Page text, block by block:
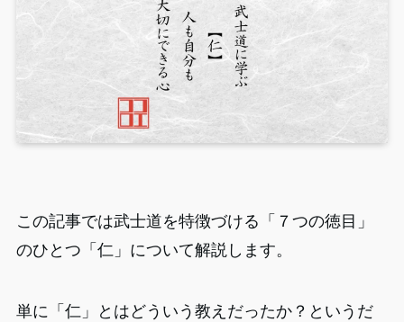
この記事では武士道を特徴づける「７つの徳目」
のひとつ「仁」について解説します。
単に「仁」とはどういう教えだったか？というだ